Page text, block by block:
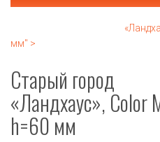
мм" >
Старый город
«Ландхаус», Color
h=60 мм